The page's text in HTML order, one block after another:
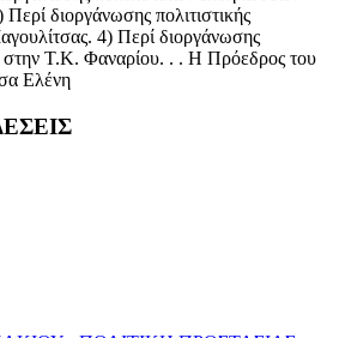
διοργάνωσης πολιτιστικής
4) Περί διοργάνωσης
στην Τ.Κ. Φαναρίου. . . Η Πρόεδρος του
Ελένη